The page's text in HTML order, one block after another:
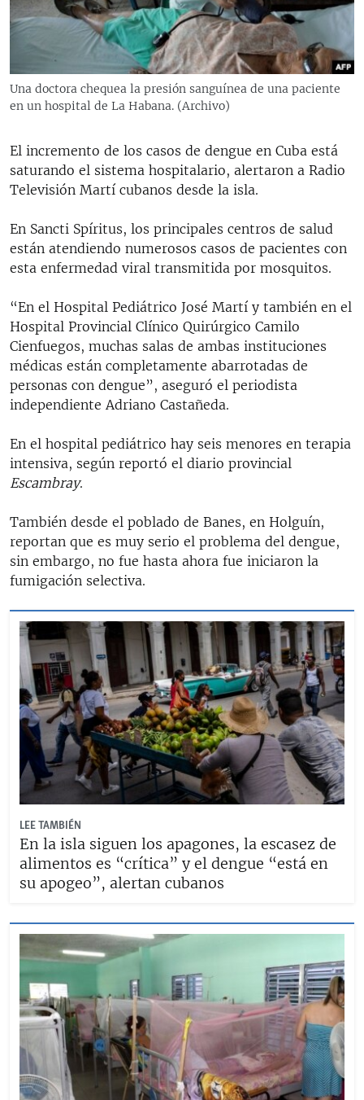
RADIO MARTÍ
ESPECIALES
ESPECIALES
LA REALIDAD DE LA VIVIENDA EN CUBA
LOS SANTOS DE HIALEAH
LA INVASIÓN DE RUSIA A UCRANIA
MULTIMEDIA
EDITORIALES
SÍGUENOS
Una doctora chequea la presión sanguínea de una paciente
en un hospital de La Habana. (Archivo)
El incremento de los casos de dengue en Cuba está
saturando el sistema hospitalario, alertaron a Radio
Televisión Martí cubanos desde la isla.
En Sancti Spíritus, los principales centros de salud
están atendiendo numerosos casos de pacientes con
esta enfermedad viral transmitida por mosquitos.
“En el Hospital Pediátrico José Martí y también en el
Hospital Provincial Clínico Quirúrgico Camilo
Cienfuegos, muchas salas de ambas instituciones
médicas están completamente abarrotadas de
personas con dengue”, aseguró el periodista
independiente Adriano Castañeda.
En el hospital pediátrico hay seis menores en terapia
intensiva, según reportó el diario provincial
Escambray.
También desde el poblado de Banes, en Holguín,
reportan que es muy serio el problema del dengue,
sin embargo, no fue hasta ahora fue iniciaron la
fumigación selectiva.
LEE TAMBIÉN
En la isla siguen los apagones, la escasez de
alimentos es “crítica” y el dengue “está en
su apogeo”, alertan cubanos